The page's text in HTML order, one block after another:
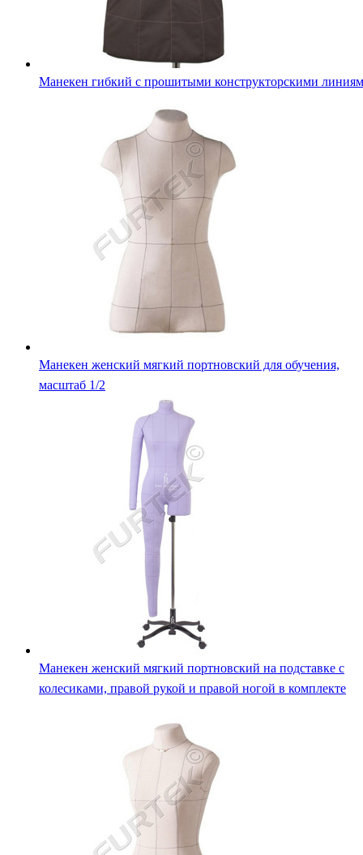
Манекен гибкий с прошитыми конструкторскими
Манекен женский мягкий портновский для обучения,
масштаб 1/2
Манекен женский мягкий портновский на подставке с
колесиками, правой рукой и правой ногой в комплекте